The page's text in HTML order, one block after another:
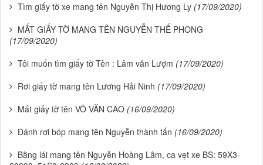
Tìm giấy tờ xe mang tên Nguyễn Thị Hương Ly (17/09/2020)
MẤT GIẤY TỜ MANG TÊN NGUYỄN THẾ PHONG
(17/09/2020)
Tôi muốn tìm giấy tờ Tên : Lâm văn Lượm (17/09/2020)
Rơi giấy tờ mang tên Lương Hải Ninh (17/09/2020)
Mất giấy tờ tên VÕ VĂN CAO (16/09/2020)
Đánh rơi bóp mang tên Nguyễn thành tấn (16/09/2020)
Bằng lái mang tên Nguyễn Hoàng Lâm, ca vẹt xe BS: 59X3-